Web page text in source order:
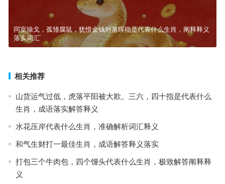
同室操戈，孤雏腐鼠，犹惜金钱对落晖指是代表什么生肖，阐释释义
落实词汇
相关推荐
山货运气过低，虎落平阳被大欺。三六，四十指是代表什么
生肖，成语落实解答释义
水花压岸代表什么生肖，准确解析词汇释义
和气生财打一最佳生肖，成语解答释义落实
打包三个牛肉包，四个馒头代表什么生肖，极致解答阐释释
义